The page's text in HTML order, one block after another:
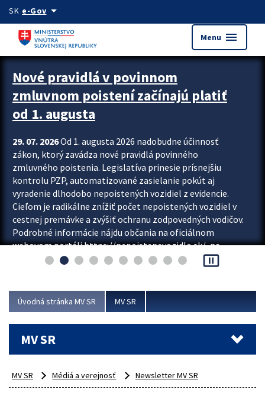
Preskocit na hlavný obsah
SK e-Govarrow_drop_down
Menu menu
Zastavit automatický posun upútavok
Nové pravidlá v povinnom
zmluvnom poistení začínajú platiť
od 1. augusta
29. 07. 2026Od 1. augusta 2026 nadobudne účinnosť
zákon, ktorý zavádza nové pravidlá povinného
zmluvného poistenia. Legislatíva prinesie prísnejšiu
kontrolu PZP, automatizované zasielanie pokút aj
vyradenie dlhodobo nepoistených vozidiel z evidencie.
Cieľom je radikálne znížiť počet nepoistených vozidiel v
cestnej premávke a zvýšiť ochranu zodpovedných vodičov.
Podrobné informácie nájdu občania na oficiálnom
webovom portáli https://nepoistenevozidlo.sk/, na
ktorom od augusta pribudne aj možnosť overiť si...
pause_presentation
Úvodná stránka MV SR MV SR
MV SR
MV SR Médiá a verejnosť Newsletter MV SR